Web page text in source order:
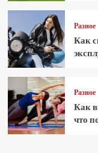
Разное
Как
Разное
Как
что